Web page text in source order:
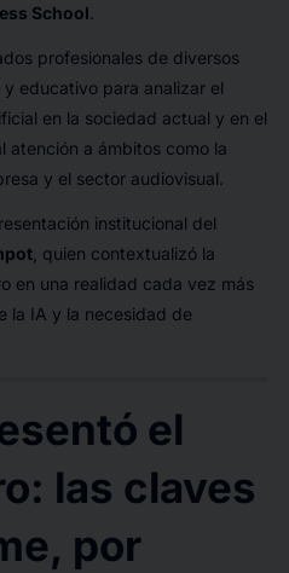
School.
profesionales de diversos
educativo para analizar el
en la sociedad actual y en el
atención a ámbitos como la
y el sector audiovisual.
institucional del
, quien contextualizó la
en una realidad cada vez más
la IA y la necesidad de
el
las claves
por